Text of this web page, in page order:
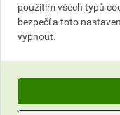
Popis
Parametry
použitím všech typů
bezpečí a toto
vypnout.